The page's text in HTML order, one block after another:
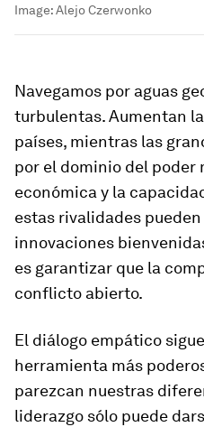
Image:Alejo Czerwonko
Navegamos por aguas
turbulentas. Aumentan
países, mientras las
por el dominio del
económica y la
estas rivalidades
innovaciones
es garantizar que la
conflicto abierto.
El diálogo empático
herramienta más
parezcan nuestras
liderazgo sólo puede